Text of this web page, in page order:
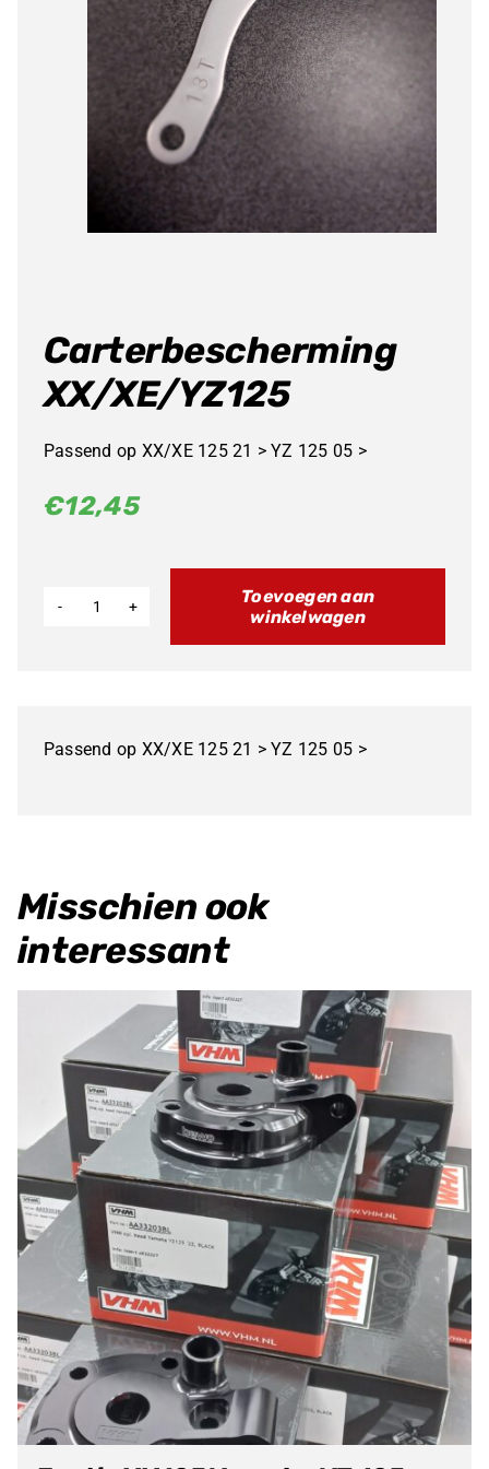
Carterbescherming
XX/XE/YZ125
Passend op XX/XE 125 21 > YZ 125 05 >
€12,45
Toevoegen aan
winkelwagen
Passend op XX/XE 125 21 > YZ 125 05 >
Misschien ook
interessant